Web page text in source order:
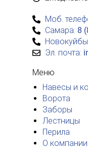
Моб.
Самара: 8
Эл. почта:
Меню
Навесы и
Ворота
Заборы
Лестницы
Перила
О компании